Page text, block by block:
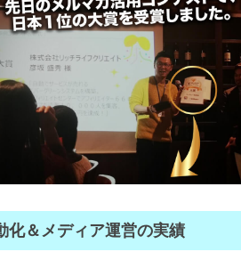
化＆メディア運営の実績